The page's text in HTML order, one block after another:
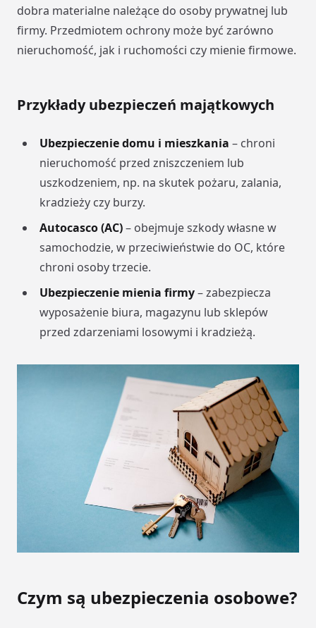
dobra materialne należące do osoby prywatnej lub
firmy. Przedmiotem ochrony może być zarówno
nieruchomość, jak i ruchomości czy mienie firmowe.
Przykłady ubezpieczeń majątkowych
Ubezpieczenie domu i mieszkania – chroni
nieruchomość przed zniszczeniem lub
uszkodzeniem, np. na skutek pożaru, zalania,
kradzieży czy burzy.
Autocasco (AC)– obejmuje szkody własne w
samochodzie, w przeciwieństwie do OC, które
chroni osoby trzecie.
Ubezpieczenie mienia firmy– zabezpiecza
wyposażenie biura, magazynu lub sklepów
przed zdarzeniami losowymi i kradzieżą.
Czym są ubezpieczenia osobowe?